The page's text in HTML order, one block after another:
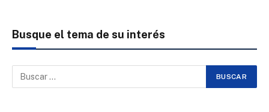
Busque el tema de su interés